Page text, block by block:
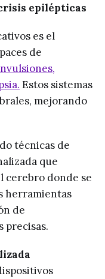
epilépticas
es el
de
Estos sistemas
mejorando
técnicas de
que
cerebro donde se
herramientas
de
precisas.